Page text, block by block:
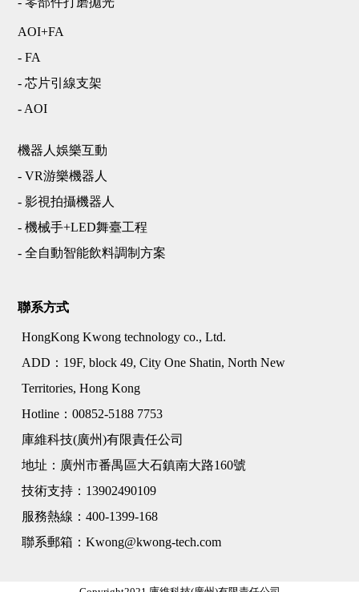
AOI+FA
- FA
- 芯片引線支架
- AOI
機器人娛樂互動
- VR游樂機器人
- 影視拍攝機器人
- 機械手+LED舞臺工程
- 全自動智能飲料調制方案
聯系方式
HongKong Kwong technology co., Ltd.
ADD：19F, block 49, City One Shatin, North New
Territories, Hong Kong
Hotline：00852-5188 7753
庫維科技(廣州)有限責任公司
地址：廣州市番禺區大石鎮南大路160號
技術支持：13902490109
服務熱線：400-1399-168
聯系郵箱：Kwong@kwong-tech.com